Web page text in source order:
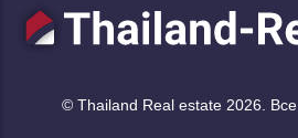
© Thailand Real estate 2026.